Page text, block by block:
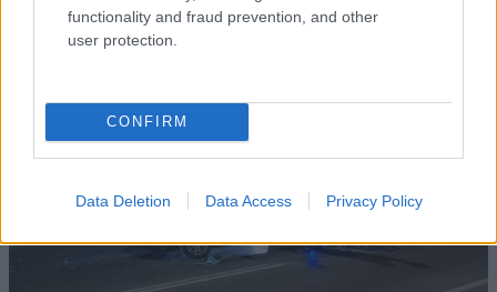
functionality and fraud prevention, and other
user protection.
CONFIRM
Data Deletion Data Access Privacy Policy
όρος Greek Mafia